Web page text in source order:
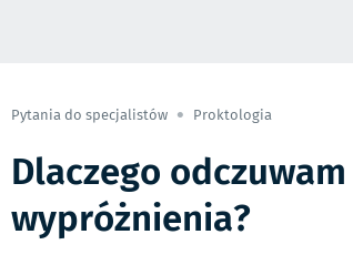
Pytania do specjalistów Proktologia
Dlaczego
wypróżnienia?